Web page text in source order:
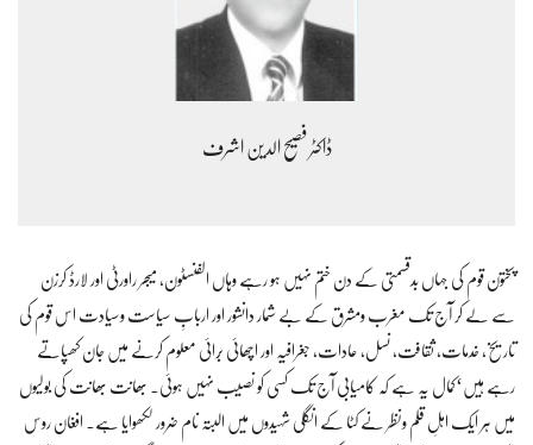
ڈاکٹر فصیح الدین اشرف
پختون قوم کی جہاں بدقسمتی کے دن ختم نہیں ہو رہے وہاں الفنسٹون، میجر راورٹی اور لارڈ کرزن
سے لے کر آج تک مغرب ومشرق کے بے شمار دانشور اور اربابِ سیاست وسیادت اس قوم کی
تاریخ، خدمات، ثقافت، نسل، عادات، جغرافیہ اور اچھائی بُرائی معلوم کرنے میں جان کھپاتے
رہے ہیں‘کمال یہ ہے کہ کامیابی آج تک کسی کو نصیب نہیں ہوئی۔ بھانت بھانت کی بولیوں
میں ہر ایک اہلِ قلم ونظر نے کٹا کے انگلی شہیدوں میں البتہ نام ضرور لکھوایا ہے۔ افغان روس